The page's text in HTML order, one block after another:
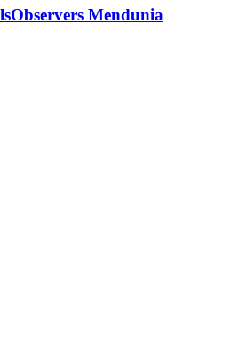
Mendunia